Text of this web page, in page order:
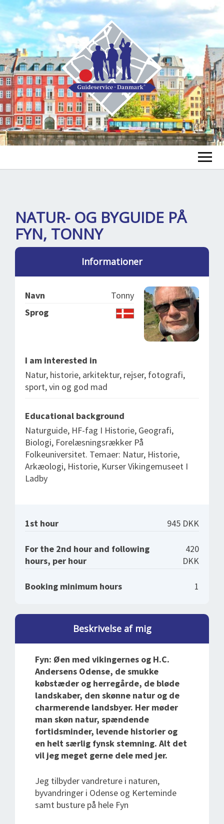
SPLENDID SPOTS
BOOKING
ABOUT US
LOG IND
NATUR- OG BYGUIDE PÅ
FYN, TONNY
Informationer
Navn
Tonny
Sprog
I am interested in
Natur, historie, arkitektur, rejser, fotografi,
sport, vin og god mad
Educational background
Naturguide, HF-fag I Historie, Geografi,
Biologi, Forelæsningsrækker På
Folkeuniversitet. Temaer: Natur, Historie,
Arkæologi, Historie, Kurser Vikingemuseet I
Ladby
1st hour 945 DKK
For the 2nd hour and following
hours, per hour
420
DKK
Booking minimum hours 1
Beskrivelse af mig
Fyn: Øen med vikingernes og H.C.
Andersens Odense, de smukke
købstæder og herregårde, de bløde
landskaber, den skønne natur og de
charmerende landsbyer. Her møder
man skøn natur, spændende
fortidsminder, levende historier og
en helt særlig fynsk stemning. Alt det
vil jeg meget gerne dele med jer.
Jeg tilbyder vandreture i naturen,
byvandringer i Odense og Kerteminde
samt busture på hele Fyn